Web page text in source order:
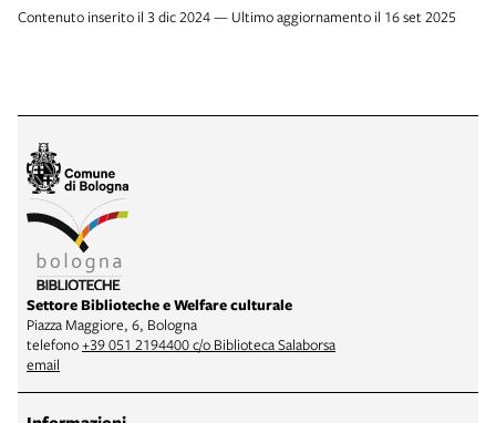
Contenuto inserito il 3 dic 2024 — Ultimo aggiornamento il 16 set 2025
Settore Biblioteche e Welfare culturale
Piazza Maggiore, 6, Bologna
telefono+39 051 2194400 c/o Biblioteca Salaborsa
email